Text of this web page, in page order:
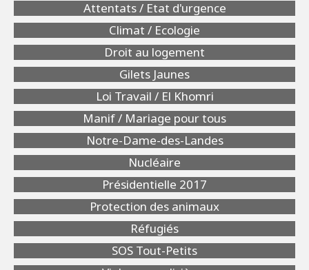
Attentats / Etat d'urgence
Climat / Ecologie
Droit au logement
Gilets Jaunes
Loi Travail / El Khomri
Manif / Mariage pour tous
Notre-Dame-des-Landes
Nucléaire
Présidentielle 2017
Protection des animaux
Réfugiés
SOS Tout-Petits